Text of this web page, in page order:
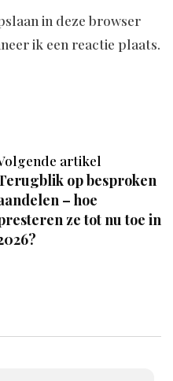
in deze browser
ik een reactie plaats.
artikel
op besproken
– hoe
ze tot nu toe in